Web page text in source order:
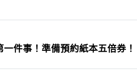
一件事！準備預約紙本五倍券！